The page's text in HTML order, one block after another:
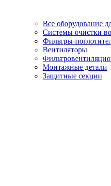
Все оборудование
Системы очистки
Фильтры-
Вентиляторы
Монтажные детали
Защитные секции